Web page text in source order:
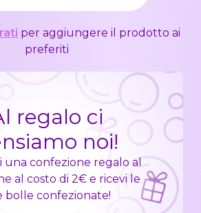
per aggiungere il prodotto ai
preferiti
regalo ci
noi!
una confezione regalo al
al costo di 2€ e ricevi le
bolle confezionate!